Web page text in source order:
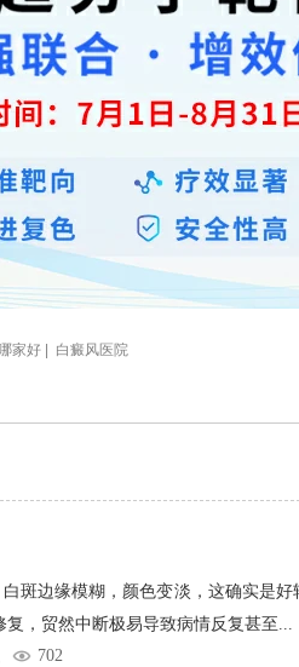
家好 | 白癜风医院
斑边缘模糊，颜色变淡，这确实是
，贸然中断极易导致病情反复甚至...
702